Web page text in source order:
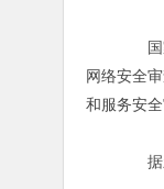
国家
网络安全
和服务安全
据